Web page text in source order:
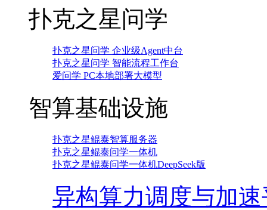
扑克之星问学
扑克之星问学 企业级Agent中台
扑克之星问学 智能流程工作台
爱问学 PC本地部署大模型
智算基础设施
扑克之星鲲泰智算服务器
扑克之星鲲泰问学一体机
扑克之星鲲泰问学一体机DeepSeek版
异构算力调度与加